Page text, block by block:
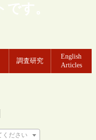
す。
調査研究
English
Articles
ください